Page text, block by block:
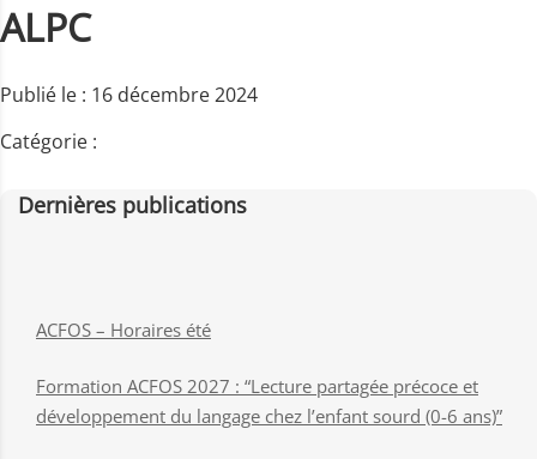
ALPC
Publié le : 16 décembre 2024
Catégorie :
Dernières publications
ACFOS – Horaires été
Formation ACFOS 2027 : “Lecture partagée précoce et
développement du langage chez l’enfant sourd (0-6 ans)”